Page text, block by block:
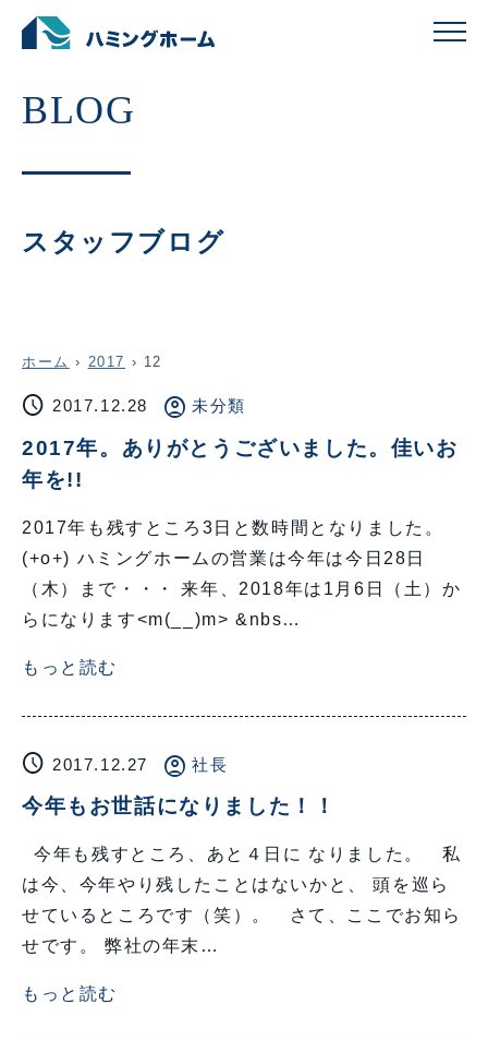
スタッフブログ
ホーム › 2017 › 12
schedule 2017.12.28 account_circle 未分類
2017年。ありがとうございました。佳いお
年を!!
2017年も残すところ3日と数時間となりました。
(+o+) ハミングホームの営業は今年は今日28日
（木）まで・・・ 来年、2018年は1月6日（土）か
らになります<m(__)m> &nbs…
もっと読む
schedule 2017.12.27 account_circle 社長
今年もお世話になりました！！
今年も残すところ、あと４日に なりました。 私
は今、今年やり残したことはないかと、 頭を巡ら
せているところです（笑）。 さて、ここでお知ら
せです。 弊社の年末…
もっと読む